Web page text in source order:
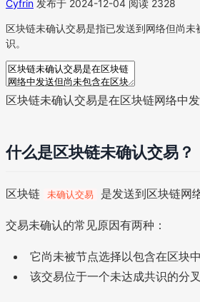
Cyfrin 发布于 2024-12-04 阅读 2328
区块链未确认交易是指已发送到网络但尚
识。
区块链未确认交易是在区块链网络中
什么是区块链未确认交易？
区块链 未确认交易 是发送到区块链网
交易未确认的常见原因有两种：
它尚未被节点选择以包含在区块中
该交易位于一个未达成共识的分